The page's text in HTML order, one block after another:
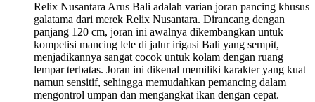
Relix Nusantara Arus Bali adalah varian joran pancing khusus
galatama dari merek Relix Nusantara. Dirancang dengan
panjang 120 cm, joran ini awalnya dikembangkan untuk
kompetisi mancing lele di jalur irigasi Bali yang sempit,
menjadikannya sangat cocok untuk kolam dengan ruang
lempar terbatas. Joran ini dikenal memiliki karakter yang kuat
namun sensitif, sehingga memudahkan pemancing dalam
mengontrol umpan dan mengangkat ikan dengan cepat.